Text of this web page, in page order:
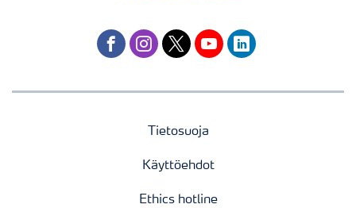
facebookinstagram
twitteryoutubelinkedin
Tietosuoja
Käyttöehdot
Ethics hotline